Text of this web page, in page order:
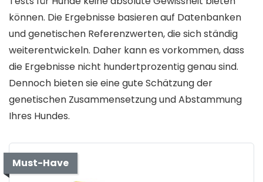
können. Die Ergebnisse basieren auf Datenbanken
und genetischen Referenzwerten, die sich ständig
weiterentwickeln. Daher kann es vorkommen, dass
die Ergebnisse nicht hundertprozentig genau sind.
Dennoch bieten sie eine gute Schätzung der
genetischen Zusammensetzung und Abstammung
Ihres Hundes.
Must-Have